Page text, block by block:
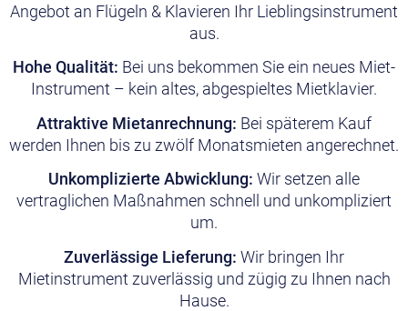
Angebot an Flügeln & Klavieren Ihr Lieblingsinstrument
aus.
Hohe Qualität: Bei uns bekommen Sie ein neues Miet-
Instrument – kein altes, abgespieltes Mietklavier.
Attraktive Mietanrechnung: Bei späterem Kauf
werden Ihnen bis zu zwölf Monatsmieten angerechnet.
Unkomplizierte Abwicklung: Wir setzen alle
vertraglichen Maßnahmen schnell und unkompliziert
um.
Zuverlässige Lieferung: Wir bringen Ihr
Mietinstrument zuverlässig und zügig zu Ihnen nach
Hause.